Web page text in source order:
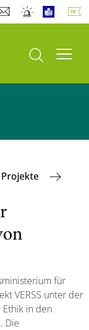
Suche öffnen
Projekte
für
VERSS unter der
in den
Die